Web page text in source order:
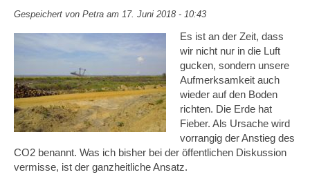
Gespeichert von Petra am 17. Juni 2018 - 10:43
Es ist an der Zeit, dass
wir nicht nur in die Luft
gucken, sondern unsere
Aufmerksamkeit auch
wieder auf den Boden
richten. Die Erde hat
Fieber. Als Ursache wird
vorrangig der Anstieg des
CO2 benannt. Was ich bisher bei der öffentlichen Diskussion
vermisse, ist der ganzheitliche Ansatz.